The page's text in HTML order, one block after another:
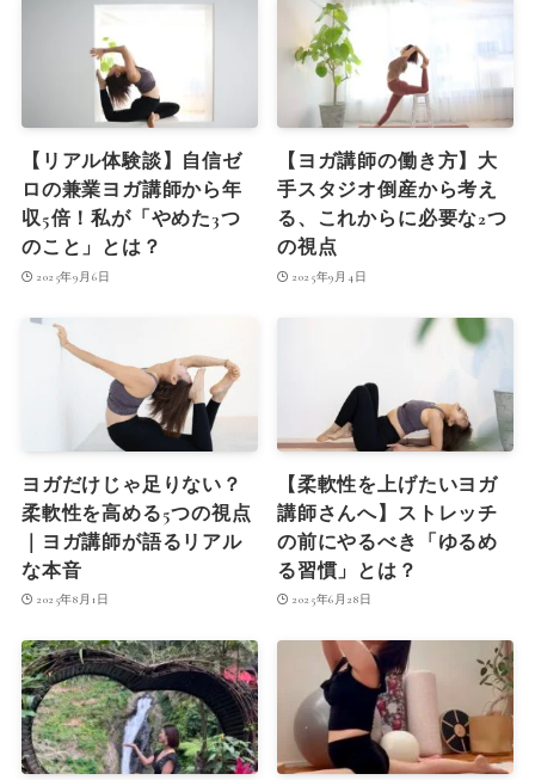
【リアル体験談】自信ゼ
ロの兼業ヨガ講師から年
収5倍！私が「やめた3つ
のこと」とは？
2025年9月6日
【ヨガ講師の働き方】大
手スタジオ倒産から考え
る、これからに必要な2つ
の視点
2025年9月4日
ヨガだけじゃ足りない？
柔軟性を高める5つの視点
｜ヨガ講師が語るリアル
な本音
2025年8月1日
【柔軟性を上げたいヨガ
講師さんへ】ストレッチ
の前にやるべき「ゆるめ
る習慣」とは？
2025年6月28日